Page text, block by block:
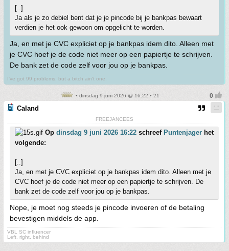
[..]
Ja als je zo debiel bent dat je je pincode bij je bankpas bewaart
verdien je het ook gewoon om opgelicht te worden.
Ja, en met je CVC expliciet op je bankpas idem dito. Alleen met
je CVC hoef je de code niet meer op een papiertje te schrijven.
De bank zet de code zelf voor jou op je bankpas.
I've got 99 problems, but a bitch ain't one.
• dinsdag 9 juni 2026 @ 16:22 • 21
Caland
FREEJANCEES
Op dinsdag 9 juni 2026 16:22 schreef Puntenjager het
volgende:
[..]
Ja, en met je CVC expliciet op je bankpas idem dito. Alleen met je
CVC hoef je de code niet meer op een papiertje te schrijven. De
bank zet de code zelf voor jou op je bankpas.
Nope, je moet nog steeds je pincode invoeren of de betaling
bevestigen middels de app.
VBL SC influencer
Left, right, behind